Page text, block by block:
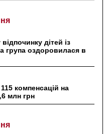
дітей із
група оздоровилася в
компенсацій на
млн грн